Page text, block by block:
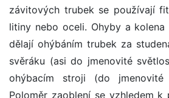
závitových trubek se používají
litiny nebo oceli. Ohyby a
dělají ohýbáním trubek za
svěráku (asi do jmenovité
ohýbacím stroji (do
Poloměr zaoblení se vzhledem